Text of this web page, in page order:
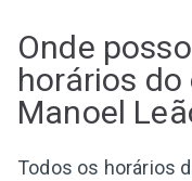
Onde
horários do
Manoel
Todos os horários